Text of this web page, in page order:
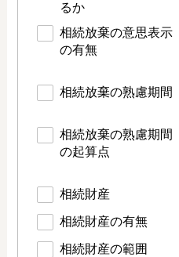
るか
相続放棄の意思表示
の有無
相続放棄の熟慮期間
相続放棄の熟慮期間
の起算点
相続財産
相続財産の有無
相続財産の範囲